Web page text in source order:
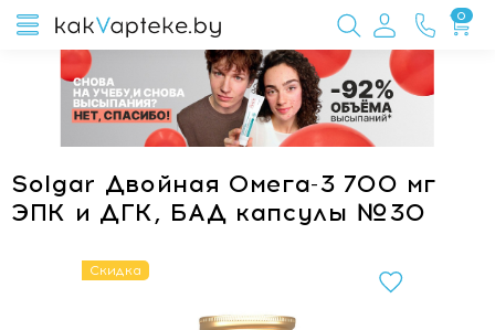
0
Solgar Двойная Омега-3 700 мг
ЭПК и ДГК, БАД капсулы №30
Скидка